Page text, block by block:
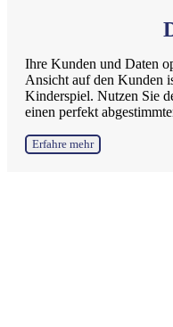
Ihre Kunden und Daten
Ansicht auf den Kunden
Kinderspiel. Nutzen Sie
einen perfekt
Erfahre mehr